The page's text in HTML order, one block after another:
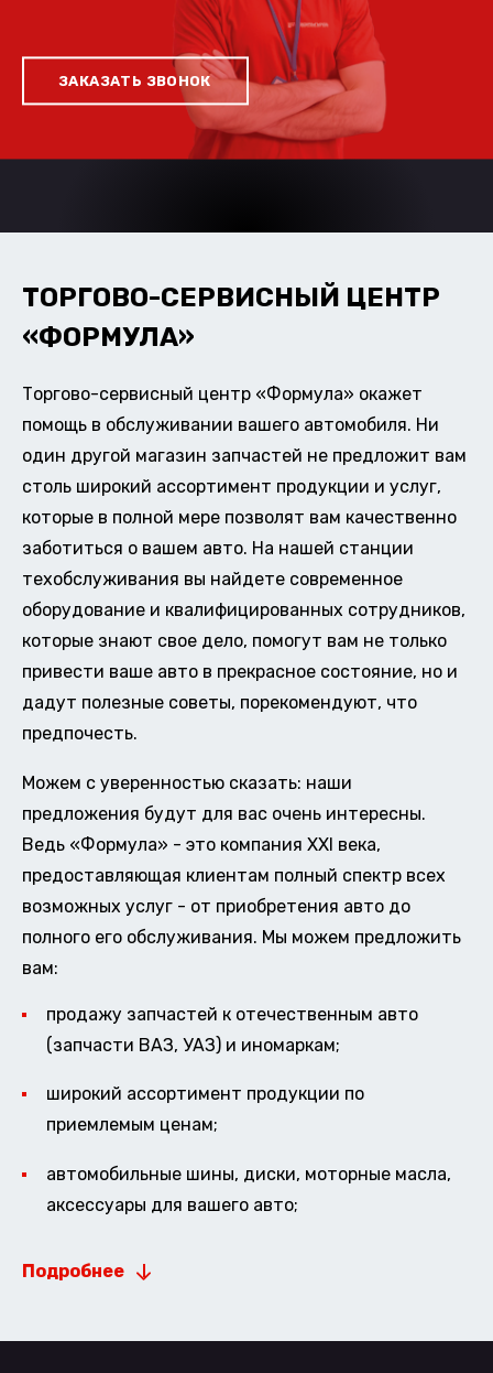
ЗАКАЗАТЬ ЗВОНОК
ТОРГОВО-СЕРВИСНЫЙ ЦЕНТР
«ФОРМУЛА»
Торгово-сервисный центр «Формула» окажет
помощь в обслуживании вашего автомобиля. Ни
один другой магазин запчастей не предложит вам
столь широкий ассортимент продукции и услуг,
которые в полной мере позволят вам качественно
заботиться о вашем авто. На нашей станции
техобслуживания вы найдете современное
оборудование и квалифицированных сотрудников,
которые знают свое дело, помогут вам не только
привести ваше авто в прекрасное состояние, но и
дадут полезные советы, порекомендуют, что
предпочесть.
Можем с уверенностью сказать: наши
предложения будут для вас очень интересны.
Ведь «Формула» - это компания XXI века,
предоставляющая клиентам полный спектр всех
возможных услуг - от приобретения авто до
полного его обслуживания. Мы можем предложить
вам:
продажу запчастей к отечественным авто
(запчасти ВАЗ, УАЗ) и иномаркам;
широкий ассортимент продукции по
приемлемым ценам;
автомобильные шины, диски, моторные масла,
аксессуары для вашего авто;
Подробнее